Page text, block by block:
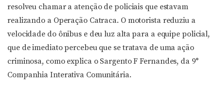
resolveu chamar a atenção de policiais que estavam
realizando a Operação Catraca. O motorista reduziu a
velocidade do ônibus e deu luz alta para a equipe policial,
que de imediato percebeu que se tratava de uma ação
criminosa, como explica o Sargento F Fernandes, da 9°
Companhia Interativa Comunitária.